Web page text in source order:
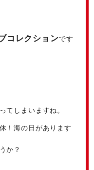
コレクションです
てしまいますね。
！海の日があります
か？